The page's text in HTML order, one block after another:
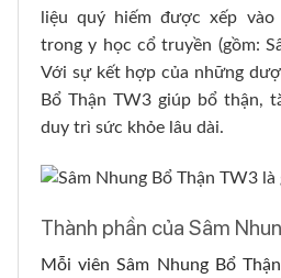
liệu quý hiếm được xếp
trong y học cổ truyền (gồm:
Với sự kết hợp của những
Bổ Thận TW3 giúp bổ thận,
duy trì sức khỏe lâu dài.
Thành phần của Sâm
Mỗi viên Sâm Nhung Bổ